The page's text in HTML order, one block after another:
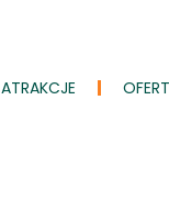
ATRAKCJE